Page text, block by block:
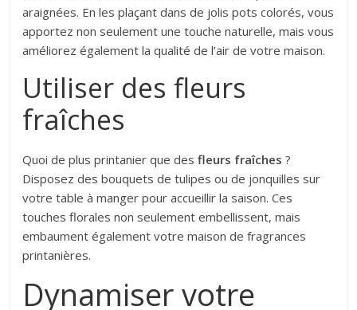
araignées. En les plaçant dans de jolis pots colorés, vous
apportez non seulement une touche naturelle, mais vous
améliorez également la qualité de l’air de votre maison.
Utiliser des fleurs
fraîches
Quoi de plus printanier que desfleurs fraîches ?
Disposez des bouquets de tulipes ou de jonquilles sur
votre table à manger pour accueillir la saison. Ces
touches florales non seulement embellissent, mais
embaument également votre maison de fragrances
printanières.
Dynamiser votre